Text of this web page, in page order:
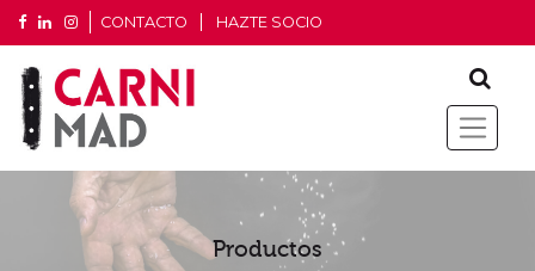
CONTACTO HAZTE SOCIO
Productos